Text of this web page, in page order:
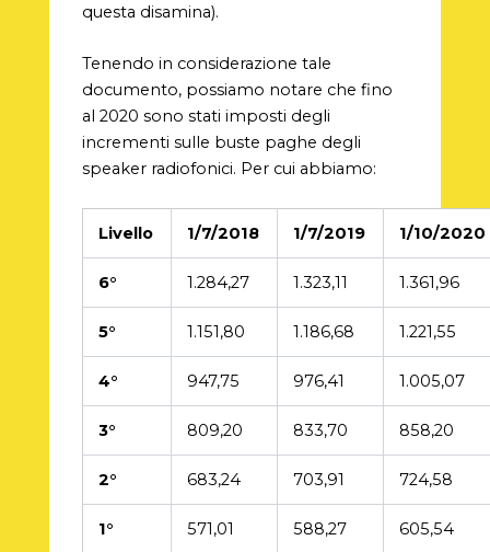
questa disamina).
Tenendo in considerazione tale
documento, possiamo notare che fino
al 2020 sono stati imposti degli
incrementi sulle buste paghe degli
speaker radiofonici. Per cui abbiamo:
Livello 1/7/2018 1/7/2019 1/10/2020
6° 1.284,27 1.323,11 1.361,96
5° 1.151,80 1.186,68 1.221,55
4° 947,75 976,41 1.005,07
3° 809,20 833,70 858,20
2° 683,24 703,91 724,58
1° 571,01 588,27 605,54